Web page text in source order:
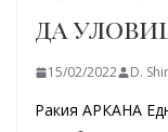
да
15/02/2022 D.
Ракия АРКАНА